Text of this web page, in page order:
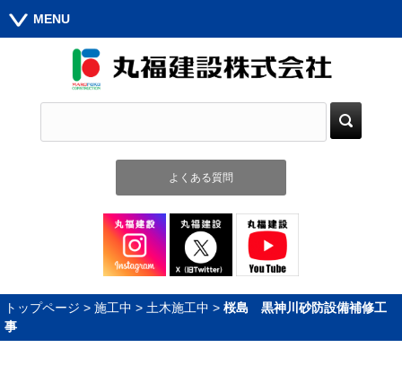
MENU
よくある質問
トップページ > 施工中 > 土木施工中 > 桜島 黒神川砂防設備補修工
事